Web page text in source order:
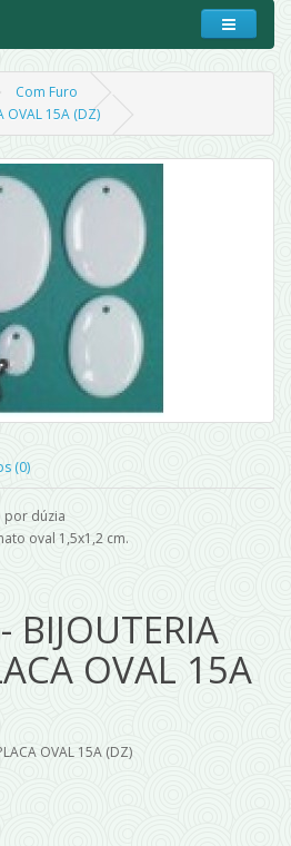
Com Furo
OVAL 15A (DZ)
(0)
por dúzia
oval 1,5x1,2 cm.
BIJOUTERIA
OVAL 15A
OVAL 15A (DZ)